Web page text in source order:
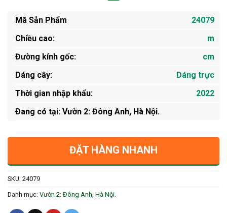
Mã Sản Phẩm
24079
Chiều cao:
m
Đường kính gốc:
cm
Dáng cây:
Dáng trực
Thời gian nhập khẩu:
2022
Ðang có tại: Vườn 2: Đông Anh, Hà Nội.
ĐẶT HÀNG NHANH
SKU: 24079
Danh mục: Vườn 2: Đông Anh, Hà Nội.